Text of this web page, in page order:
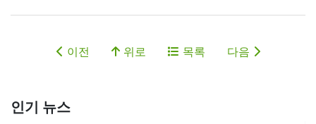
이전 위로 목록 다음
인기 뉴스